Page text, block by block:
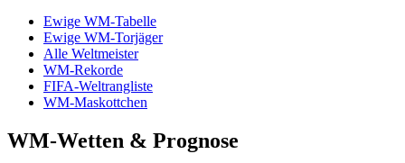
Ewige WM-Tabelle
Ewige WM-Torjäger
Alle Weltmeister
WM-Rekorde
FIFA-Weltrangliste
WM-Maskottchen
WM-Wetten & Prognose